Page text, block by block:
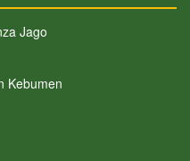
Jago
Kebumen